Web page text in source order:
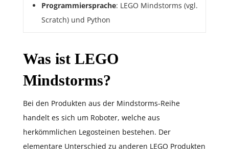
Programmiersprache: LEGO Mindstorms (vgl.
Scratch) und Python
Was ist LEGO
Mindstorms?
Bei den Produkten aus der Mindstorms-Reihe
handelt es sich um Roboter, welche aus
herkömmlichen Legosteinen bestehen. Der
elementare Unterschied zu anderen LEGO Produkten